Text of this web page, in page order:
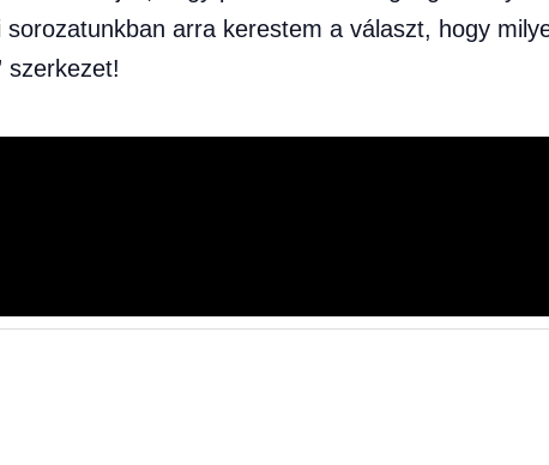
arra kerestem a választ, hogy
szerkezet!